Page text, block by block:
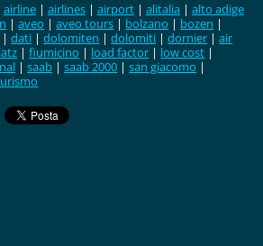
airline | airlines | airport | alitalia | alto adige
| aveo | aveo tours | bolzano | bozen |
| dati | dolomiten | dolomiti | dornier | air
| fiumicino | load factor | low cost |
| saab | saab 2000 | san giacomo |